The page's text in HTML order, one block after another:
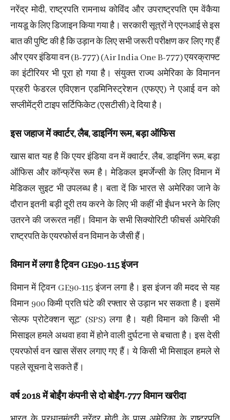
नरेंद्र मोदी, राष्ट्रपति रामनाथ कोविंद और उपराष्ट्रपति एम वेंकैया
नायडू के लिए डिजाइन किया गया है। सरकारी सूत्रों ने एएनआई से इस
बात की पुष्टि की है कि उड़ान के लिए सभी जरूरी परीक्षण कर लिए गए हैं
और एयर इंडिया वन (B-777) (Air India One B-777) एयरक्राफ्ट
का इंटीरियर भी पूरा हो गया है। संयुक्त राज्य अमेरिका के विमानन
प्रहरी फेडरल एविएशन एडमिनिस्ट्रेशन (एफएए) ने एआई वन को
सप्लीमेंट्री टाइप सर्टिफिकेट (एसटीसी) दे दिया है।
इस जहाज में क्वार्टर, लैब, डाइनिंग रूम, बड़ा ऑफिस
खास बात यह है कि एयर इंडिया वन में क्वार्टर, लैब, डाइनिंग रूम, बड़ा
ऑफिस और कॉन्फ्रेंस रूम है। मेडिकल इमर्जेन्सी के लिए विमान में
मेडिकल सुइट भी उपलब्ध है। बता दें कि भारत से अमेरिका जाने के
दौरान इतनी बड़ी दूरी तय करने के लिए भी कहीं भी ईंधन भरने के लिए
उतरने की जरूरत नहीं। विमान के सभी सिक्योरिटी फीचर्स अमेरिकी
राष्ट्रपति के एयरफोर्स वन विमान के जैसी हैं।
विमान में लगा है ट्विन GE90-115 इंजन
विमान में ट्विन GE90-115 इंजन लगा है। इस इंजन की मदद से यह
विमान 900 किमी प्रति घंटे की रफ्तार से उड़ान भर सकता है। इसमें
‘सेल्‍फ प्रोटेक्‍शन सूट’ (SPS) लगा है। यही विमान को किसी भी
मिसाइल हमले अथवा हवा में होने वाली दुर्घटना से बचाता है। इस देसी
एयरफोर्स वन खास सेंसर लगाए गए हैं। ये किसी भी मिसाइल हमले से
पहले सूचना दे सकते हैं।
वर्ष 2018 में बोईंग कंपनी से दो बोईंग-777 विमान खरीदा